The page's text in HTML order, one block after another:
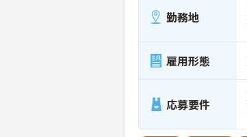
勤務地
雇用形態
応募要件